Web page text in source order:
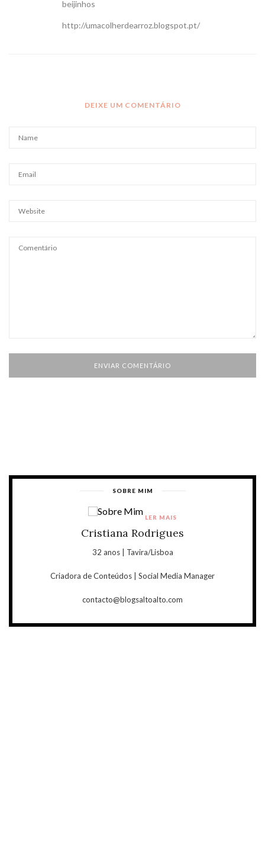
beijinhos
http://umacolherdearroz.blogspot.pt/
DEIXE UM COMENTÁRIO
SOBRE MIM
Cristiana Rodrigues
32 anos | Tavira/Lisboa
Criadora de Conteúdos | Social Media Manager
contacto@blogsaltoalto.com
LER MAIS